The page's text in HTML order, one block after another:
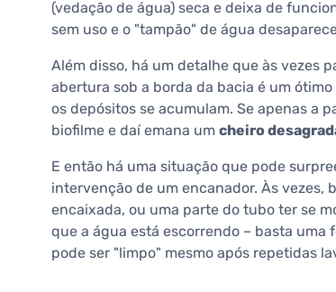
(vedação de água) seca e deixa de
sem uso e o "tampão" de água
Além disso, há um detalhe que às vezes
abertura sob a borda da bacia é um
os depósitos se acumulam. Se apenas a
biofilme e daí emana um cheiro
E então há uma situação que pode
intervenção de um encanador. Às vezes,
encaixada, ou uma parte do tubo ter se
que a água está escorrendo – basta uma
pode ser "limpo" mesmo após repetidas